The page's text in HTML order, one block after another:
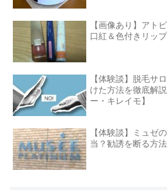
【画像あり】アト
口紅＆色付きリッ
【体験談】脱毛サ
けた方法を徹底解
ー・キレイモ】
【体験談】ミュゼ
当？勧誘を断る方